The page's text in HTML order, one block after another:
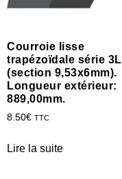
Courroie lisse
trapézoïdale série 3L
(section 9,53x6mm).
Longueur extérieur:
889,00mm.
8.50€ TTC
Lire la suite